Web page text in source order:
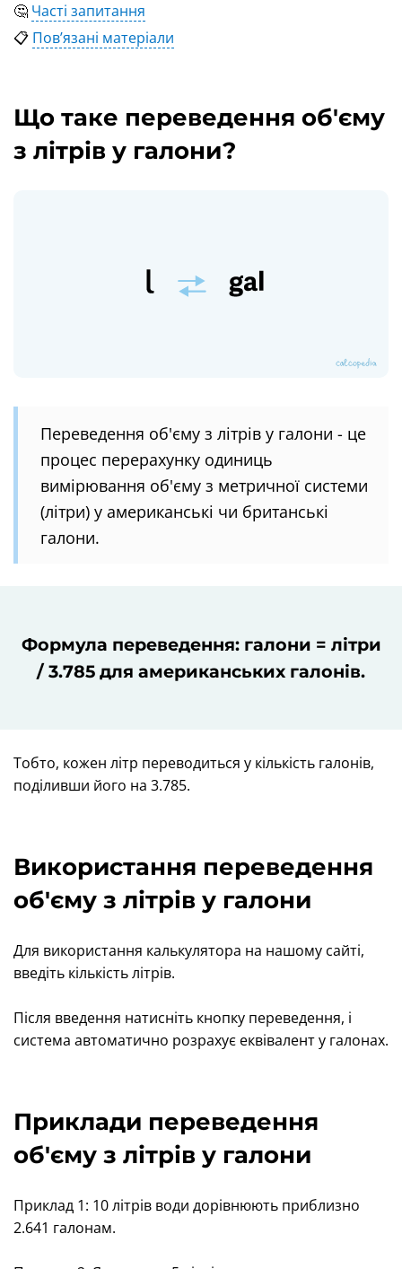
🤔 Часті запитання
📋 Пов’язані матеріали
Що таке переведення об'єму
з літрів у галони?
Переведення об'єму з літрів у галони - це
процес перерахунку одиниць
вимірювання об'єму з метричної системи
(літри) у американські чи британські
галони.
Формула переведення: галони = літри
/ 3.785 для американських галонів.
Тобто, кожен літр переводиться у кількість галонів,
поділивши його на 3.785.
Використання переведення
об'єму з літрів у галони
Для використання калькулятора на нашому сайті,
введіть кількість літрів.
Після введення натисніть кнопку переведення, і
система автоматично розрахує еквівалент у галонах.
Приклади переведення
об'єму з літрів у галони
Приклад 1: 10 літрів води дорівнюють приблизно
2.641 галонам.